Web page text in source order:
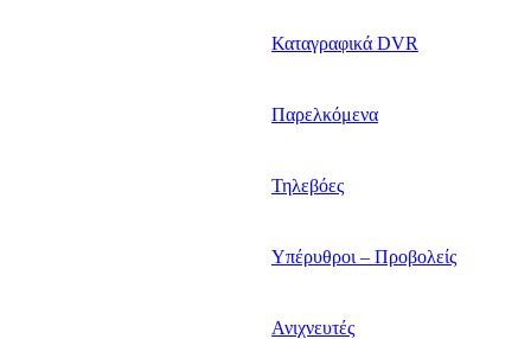
Καταγραφικά DVR
Παρελκόμενα
Τηλεβόες
Υπέρυθροι – Προβολείς
Ανιχνευτές